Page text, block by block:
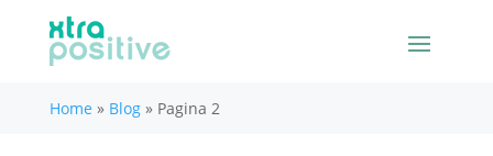
Home » Blog » Pagina 2